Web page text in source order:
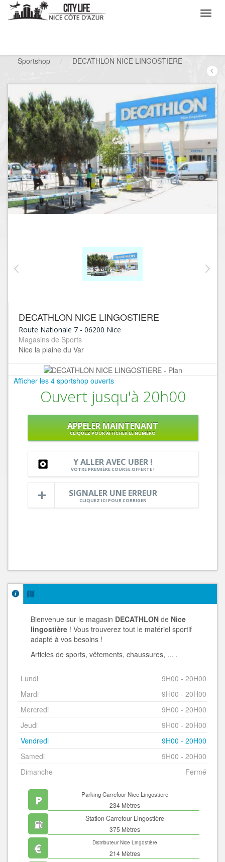
Sportshop
DECATHLON NICE LINGOSTIERE
DECATHLON NICE LINGOSTIERE
Route Nationale 7 - 06200 Nice
Magasins de Sports
Nice la plaine du Var
Afficher les 4 sportshop ouverts
Ouvert jusqu'à 20h00
APPELER MAINTENANT
CLIQUEZ POUR AFFICHER LE NUMÉRO
Y ALLER AVEC UBER !
VOTRE PREMIÈRE COURSE OFFERTE !
SIGNALER UNE ERREUR
CLIQUEZ ICI POUR CORRIGER
Bienvenue sur le magasin DECATHLON de Nice
lingostière ! Vous trouverez tout le matériel sportif
adapté à vos besoins !
Articles de sports, vêtements, chaussures, ... .
Lundi
9H00 - 20H00
Mardi
9H00 - 20H00
Mercredi
9H00 - 20H00
Jeudi
9H00 - 20H00
Vendredi
9H00 - 20H00
Samedi
9H00 - 20H00
Dimanche
Fermé
Parking Carrefour Nice Lingostiere
234 Mètres
Station Carrefour Lingostière
375 Mètres
Distributeur Nice Lingostière
214 Mètres